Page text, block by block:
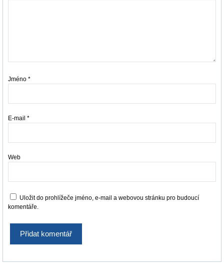
Jméno *
E-mail *
Web
Uložit do prohlížeče jméno, e-mail a webovou stránku pro budoucí
komentáře.